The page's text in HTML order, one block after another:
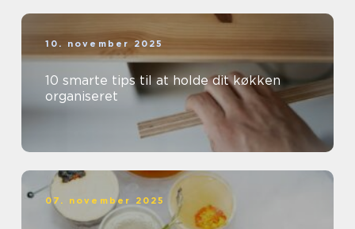
10. november 2025
10 smarte tips til at holde dit køkken
organiseret
07. november 2025